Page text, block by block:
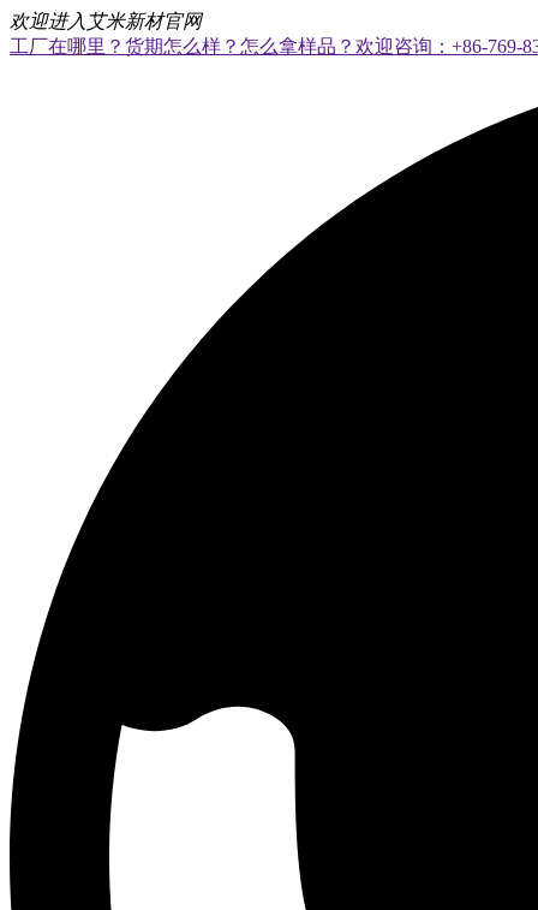
欢迎进入艾米新材官网
工厂在哪里？货期怎么样？怎么拿样品？欢迎咨询：+86-769-